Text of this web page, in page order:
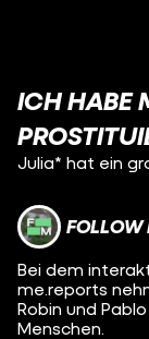
ICH HABE
FOLLOW
Bei dem
me.reports
Robin und
Menschen.